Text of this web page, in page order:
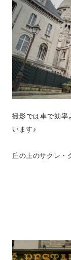
撮影では車で効率
います♪
丘の上のサクレ・